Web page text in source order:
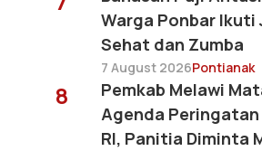
Warga Ponbar Ikuti
Sehat dan Zumba
7 August 2026Pontianak
8
Pemkab Melawi
Agenda Peringatan
RI, Panitia Diminta